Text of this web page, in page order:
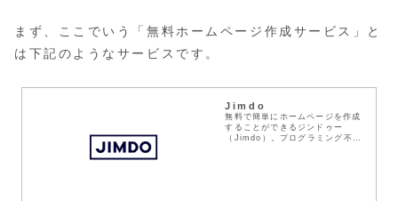
まず、ここでいう「無料ホームページ作成サービス」と
は下記のようなサービスです。
Jimdo
無料で簡単にホームページを作成
することができるジンドゥー
（Jimdo）。プログラミング不要